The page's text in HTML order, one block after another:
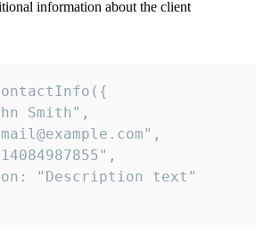
information about the client
Smith",
"Description text"